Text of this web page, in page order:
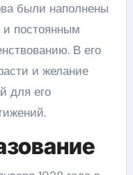
были наполнены
постоянным
В его
и желание
для его